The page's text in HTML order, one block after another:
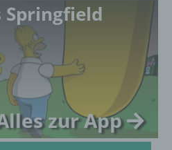
Springfield
zur App
ist eine natürliche oder
Behörde, Einrichtung
die personenbezogene
des Verantwortlichen